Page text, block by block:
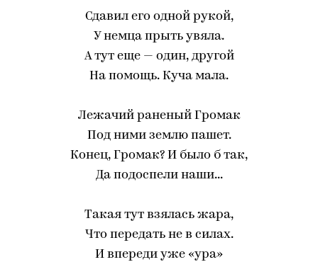
Сдавил его одной рукой,
У немца прыть увяла.
А тут еще — один, другой
На помощь. Куча мала.
Лежачий раненый Громак
Под ними землю пашет.
Конец, Громак? И было б так,
Да подоспели наши...
Такая тут взялась жара,
Что передать не в силах.
И впереди уже «ура»